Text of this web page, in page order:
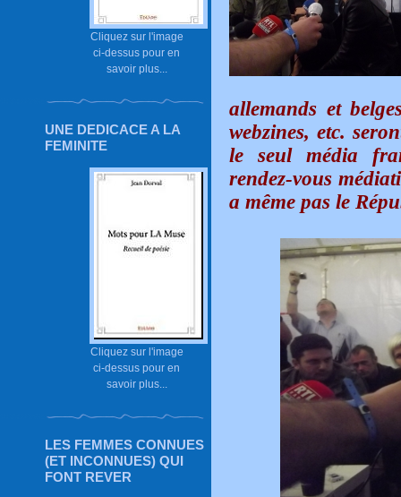
Cliquez sur l'image
ci-dessus pour en
savoir plus...
UNE DEDICACE A LA
FEMINITE
Cliquez sur l'image
ci-dessus pour en
savoir plus...
LES FEMMES CONNUES
(ET INCONNUES) QUI
FONT REVER
allemands et
webzines, etc.
le seul média
rendez-vous
a même pas le